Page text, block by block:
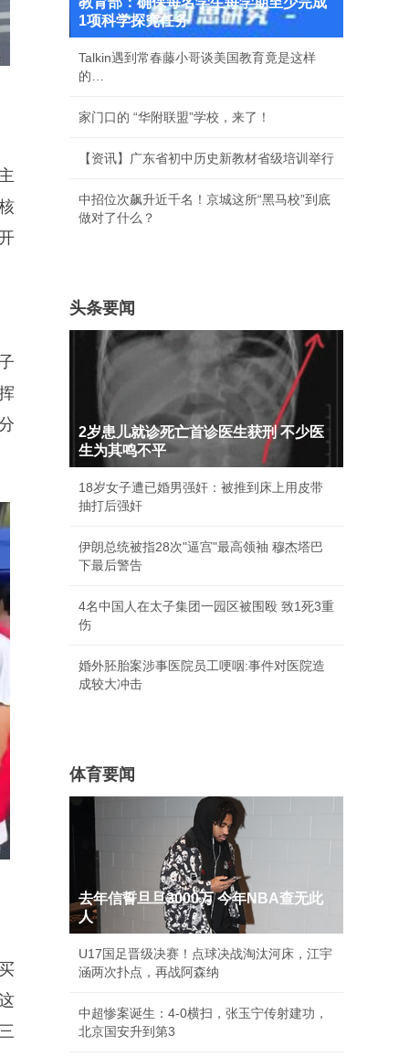
1项科学探究任务
Talkin遇到常春藤小哥谈美国教育竟是这样
的…
家门口的 “华附联盟”学校，来了！
【资讯】广东省初中历史新教材省级培训举行
中招位次飙升近千名！京城这所“黑马校”到底
做对了什么？
头条要闻
2岁患儿就诊死亡首诊医生获刑 不少医
生为其鸣不平
18岁女子遭已婚男强奸：被推到床上用皮带
抽打后强奸
伊朗总统被指28次"逼宫"最高领袖 穆杰塔巴
下最后警告
4名中国人在太子集团一园区被围殴 致1死3重
伤
婚外胚胎案涉事医院员工哽咽:事件对医院造
成较大冲击
体育要闻
去年信誓旦旦3000万 今年NBA查无此
人
U17国足晋级决赛！点球决战淘汰河床，江宇
涵两次扑点，再战阿森纳
中超惨案诞生：4-0横扫，张玉宁传射建功，
北京国安升到第3